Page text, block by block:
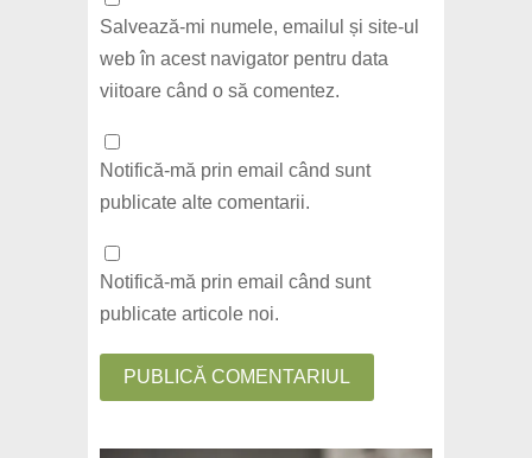
Salvează-mi numele, emailul și site-ul
web în acest navigator pentru data
viitoare când o să comentez.
Notifică-mă prin email când sunt
publicate alte comentarii.
Notifică-mă prin email când sunt
publicate articole noi.